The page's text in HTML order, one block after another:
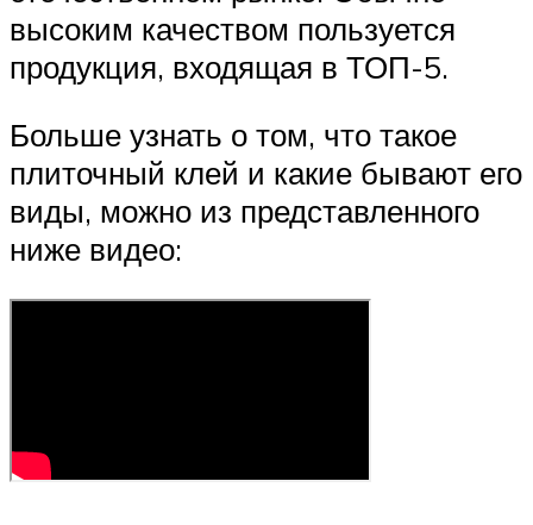
высоким качеством пользуется
продукция, входящая в ТОП-5.
Больше узнать о том, что такое
плиточный клей и какие бывают его
виды, можно из представленного
ниже видео: